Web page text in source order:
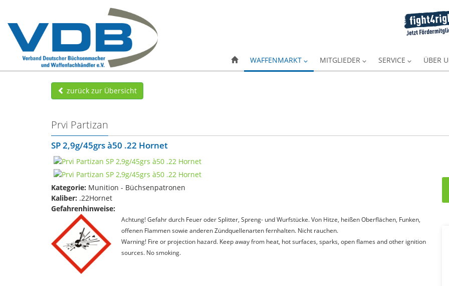
WAFFENMARKT MITGLIEDER SERVICE ÜBER
zurück zur Übersicht
Prvi Partizan
SP 2,9g/45grs à50 .22 Hornet
Kategorie: Munition - Büchsenpatronen
Kaliber: .22Hornet
Gefahrenhinweise:
Achtung! Gefahr durch Feuer oder Splitter, Spreng- und Wurfstücke. Von Hitze, heißen Oberflächen, Funken,
offenen Flammen sowie anderen Zündquellenarten fernhalten. Nicht rauchen.
Warning! Fire or projection hazard. Keep away from heat, hot surfaces, sparks, open flames and other ignition
sources. No smoking.